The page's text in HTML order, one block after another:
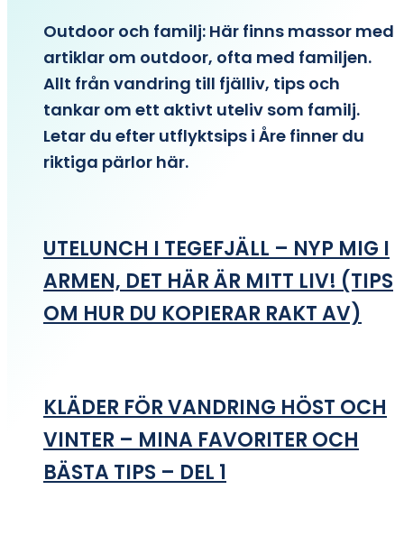
Outdoor och familj: Här finns massor med
artiklar om outdoor, ofta med familjen.
Allt från vandring till fjälliv, tips och
tankar om ett aktivt uteliv som familj.
Letar du efter utflyktsips i Åre finner du
riktiga pärlor här.
UTELUNCH I TEGEFJÄLL – NYP MIG I
ARMEN, DET HÄR ÄR MITT LIV! (TIPS
OM HUR DU KOPIERAR RAKT AV)
KLÄDER FÖR VANDRING HÖST OCH
VINTER – MINA FAVORITER OCH
BÄSTA TIPS – DEL 1